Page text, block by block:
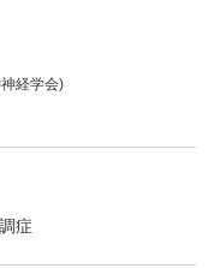
経学会)
症